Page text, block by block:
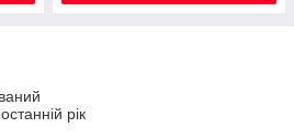
рік